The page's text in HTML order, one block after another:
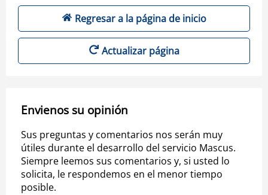
Regresar a la página de inicio
Actualizar página
Envienos su opinión
Sus preguntas y comentarios nos serán muy
útiles durante el desarrollo del servicio Mascus.
Siempre leemos sus comentarios y, si usted lo
solicita, le respondemos en el menor tiempo
posible.